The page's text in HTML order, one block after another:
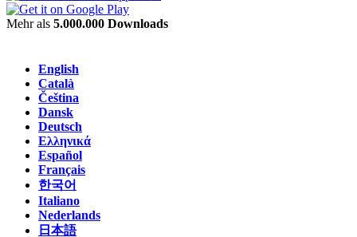
Mehr als 5.000.000 Downloads
English
Català
Čeština
Dansk
Deutsch
Ελληνικά
Español
Français
한국어
Italiano
Nederlands
日本語